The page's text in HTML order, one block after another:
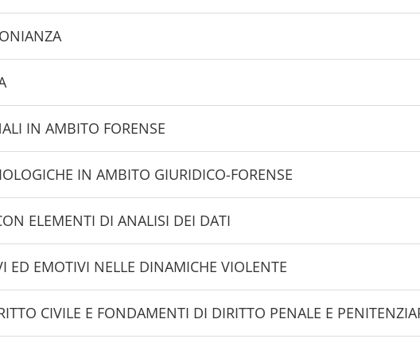
IN AMBITO FORENSE
IN AMBITO GIURIDICO-FORENSE
ELEMENTI DI ANALISI DEI DATI
ED EMOTIVI NELLE DINAMICHE VIOLENTE
CIVILE E FONDAMENTI DI DIRITTO PENALE E